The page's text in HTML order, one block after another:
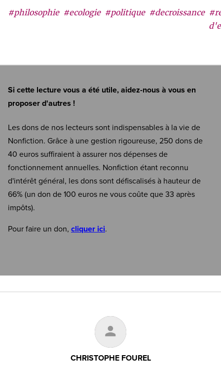
#philosophie #ecologie #politique #decroissance
Si cette lecture vous a été utile, aidez-nous à vous en
proposer d'autres !
Les dons de nos lecteurs sont indispensables à la vie de
Nonfiction. Grâce à une gestion rigoureuse, 250 dons de
40 euros suffiraient à assurer nos dépenses de
fonctionnement annuelles. Nonfiction étant reconnu
d'intérêt général, les dons sont défiscalisés à hauteur de
66% (un don de 100 euros ne vous coûte que 33 après
impôts).
Pour faire un don, cliquer ici.
CHRISTOPHE FOUREL